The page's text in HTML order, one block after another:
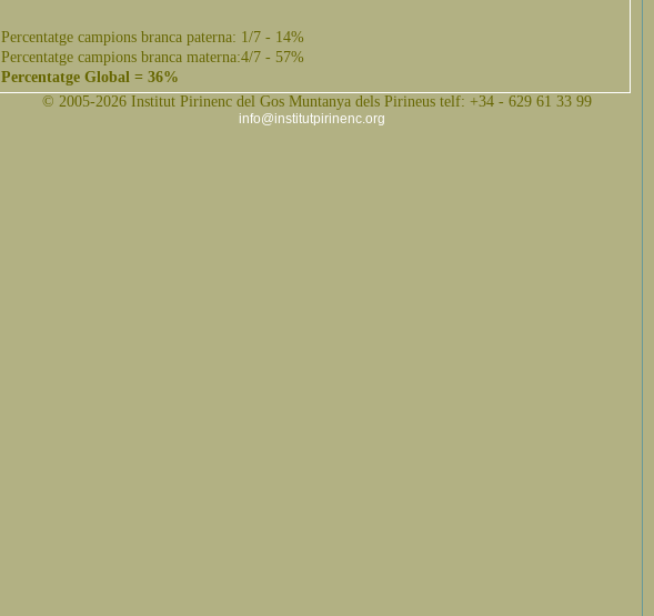
Percentatge campions branca paterna: 1/7 - 14%
Percentatge campions branca materna:4/7 - 57%
Percentatge Global = 36%
© 2005-2026 Institut Pirinenc del Gos Muntanya dels Pirineus telf: +34 - 629 61 33 99
info@institutpirinenc.org